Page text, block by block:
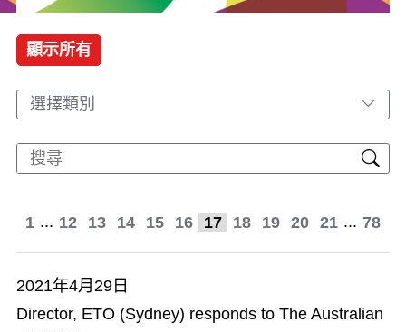
顯示所有
選擇類別
1 ... 12 13 14 15 16 17 18 19 20 21 ... 78
2021年4月29日
Director, ETO (Sydney) responds to The Australian